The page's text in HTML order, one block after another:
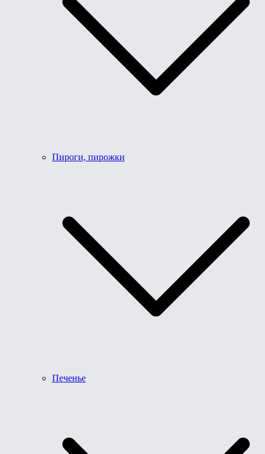
Пироги, пирожки
Печенье